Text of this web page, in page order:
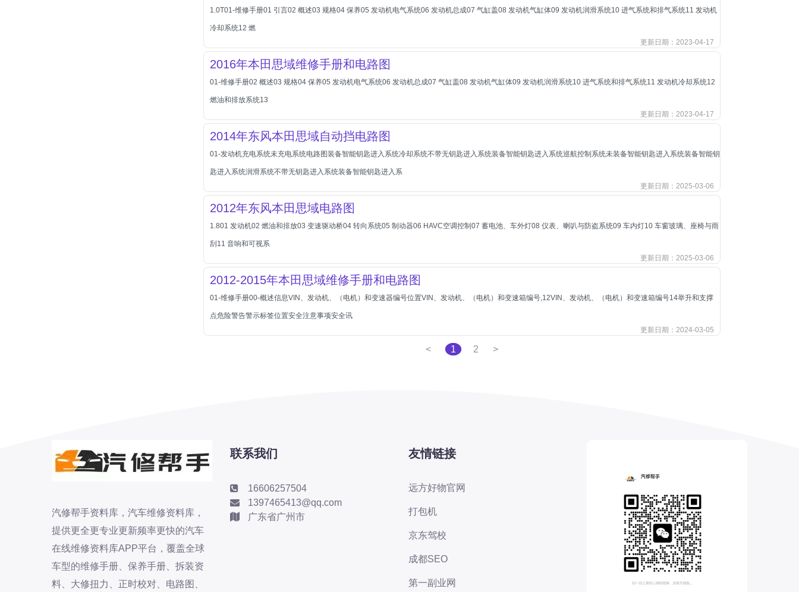
比速
创维
昌河
曹操
长丰猎豹
长城
1.0T01-维修手册01 引言02 概述03 规格04 保养05 发动机电气系统06 发动机总成07 气缸盖08 发动机气缸体09 发动机润滑系统10 进气系统和排气系统11 发动机
冷却系统12 燃
更新日期：2023-04-17
2016年本田思域维修手册和电路图
01-维修手册02 概述03 规格04 保养05 发动机电气系统06 发动机总成07 气缸盖08 发动机气缸体09 发动机润滑系统10 进气系统和排气系统11 发动机冷却系统12
燃油和排放系统13
更新日期：2023-04-17
2014年东风本田思域自动挡电路图
01-发动机充电系统未充电系统电路图装备智能钥匙进入系统冷却系统不带无钥匙进入系统装备智能钥匙进入系统巡航控制系统未装备智能钥匙进入系统装备智能钥
匙进入系统润滑系统不带无钥匙进入系统装备智能钥匙进入系
更新日期：2025-03-06
2012年东风本田思域电路图
1.801 发动机02 燃油和排放03 变速驱动桥04 转向系统05 制动器06 HAVC空调控制07 蓄电池、车外灯08 仪表、喇叭与防盗系统09 车内灯10 车窗玻璃、座椅与雨
刮11 音响和可视系
更新日期：2025-03-06
2012-2015年本田思域维修手册和电路图
01-维修手册00-概述信息VIN、发动机、（电机）和变速器编号位置VIN、发动机、（电机）和变速箱编号,12VIN、发动机、（电机）和变速箱编号14举升和支撑
点危险警告警示标签位置安全注意事项安全讯
更新日期：2024-03-05
< 1 2 >
汽修帮手资料库，汽车维修资料库，
提供更全更专业更新频率更快的汽车
在线维修资料库APP平台，覆盖全球
车型的维修手册、保养手册、拆装资
料、大修扭力、正时校对、电路图、
联系我们
16606257504
1397465413@qq.com
广东省广州市
友情链接
远方好物官网
打包机
京东驾校
成都SEO
第一副业网